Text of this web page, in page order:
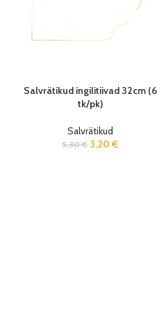
Salvrätikud ingilitiivad 32cm (6
tk/pk)
Salvrätikud
5,30€ 3,20 €